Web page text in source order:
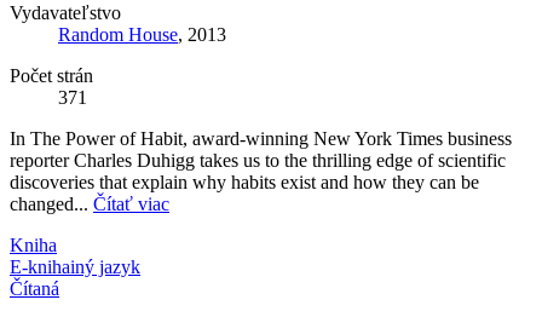
Vydavateľstvo
Random House, 2013
Počet strán
371
In The Power of Habit, award-winning New York Times business
reporter Charles Duhigg takes us to the thrilling edge of scientific
discoveries that explain why habits exist and how they can be
changed... Čítať viac
Kniha
E-knihainý jazyk
Čítaná